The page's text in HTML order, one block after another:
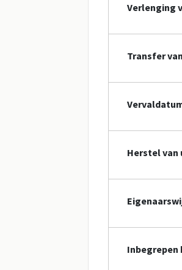
Verlenging
Transfer
Herstel van
Inbegrepen